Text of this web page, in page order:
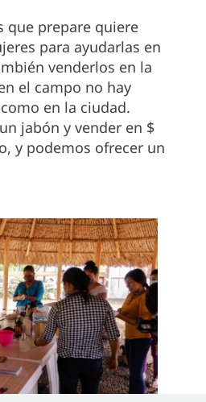
que prepare quiere
para ayudarlas en
venderlos en la
el campo no hay
en la ciudad.
jabón y vender en $
y podemos ofrecer un